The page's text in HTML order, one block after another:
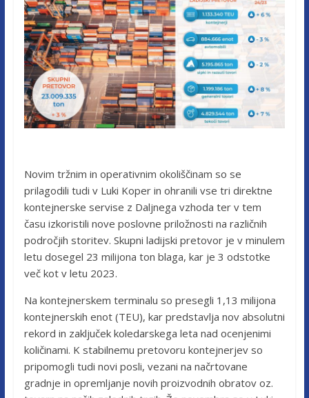
Novim tržnim in operativnim okoliščinam so se
prilagodili tudi v Luki Koper in ohranili vse tri direktne
kontejnerske servise z Daljnega vzhoda ter v tem
času izkoristili nove poslovne priložnosti na različnih
področjih storitev. Skupni ladijski pretovor je v minulem
letu dosegel 23 milijona ton blaga, kar je 3 odstotke
več kot v letu 2023.
Na kontejnerskem terminalu so presegli 1,13 milijona
kontejnerskih enot (TEU), kar predstavlja nov absolutni
rekord in zaključek koledarskega leta nad ocenjenimi
količinami. K stabilnemu pretovoru kontejnerjev so
pripomogli tudi novi posli, vezani na načrtovane
gradnje in opremljanje novih proizvodnih obratov oz.